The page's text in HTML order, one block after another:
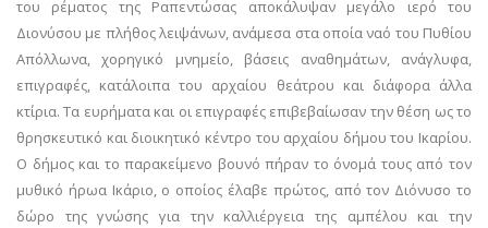
του ρέματος της Ραπεντώσας αποκάλυψαν μεγάλο ιερό του
Διονύσου με πλήθος λειψάνων, ανάμεσα στα οποία ναό του Πυθίου
Απόλλωνα, χορηγικό μνημείο, βάσεις αναθημάτων, ανάγλυφα,
επιγραφές, κατάλοιπα του αρχαίου θεάτρου και διάφορα άλλα
κτίρια. Τα ευρήματα και οι επιγραφές επιβεβαίωσαν την θέση ως το
θρησκευτικό και διοικητικό κέντρο του αρχαίου δήμου του Ικαρίου.
Ο δήμος και το παρακείμενο βουνό πήραν το όνομά τους από τον
μυθικό ήρωα Ικάριο, ο οποίος έλαβε πρώτος, από τον Διόνυσο το
δώρο της γνώσης για την καλλιέργεια της αμπέλου και την